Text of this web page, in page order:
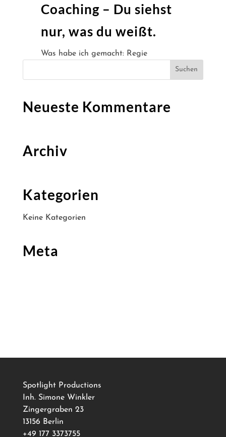
Coaching – Du siehst
nur, was du weißt.
Was habe ich gemacht: Regie
Neueste Kommentare
Archiv
Kategorien
Keine Kategorien
Meta
Spotlight Productions
Inh. Simone Winkler
Zingergraben 23
13156 Berlin
+49 177 3373755